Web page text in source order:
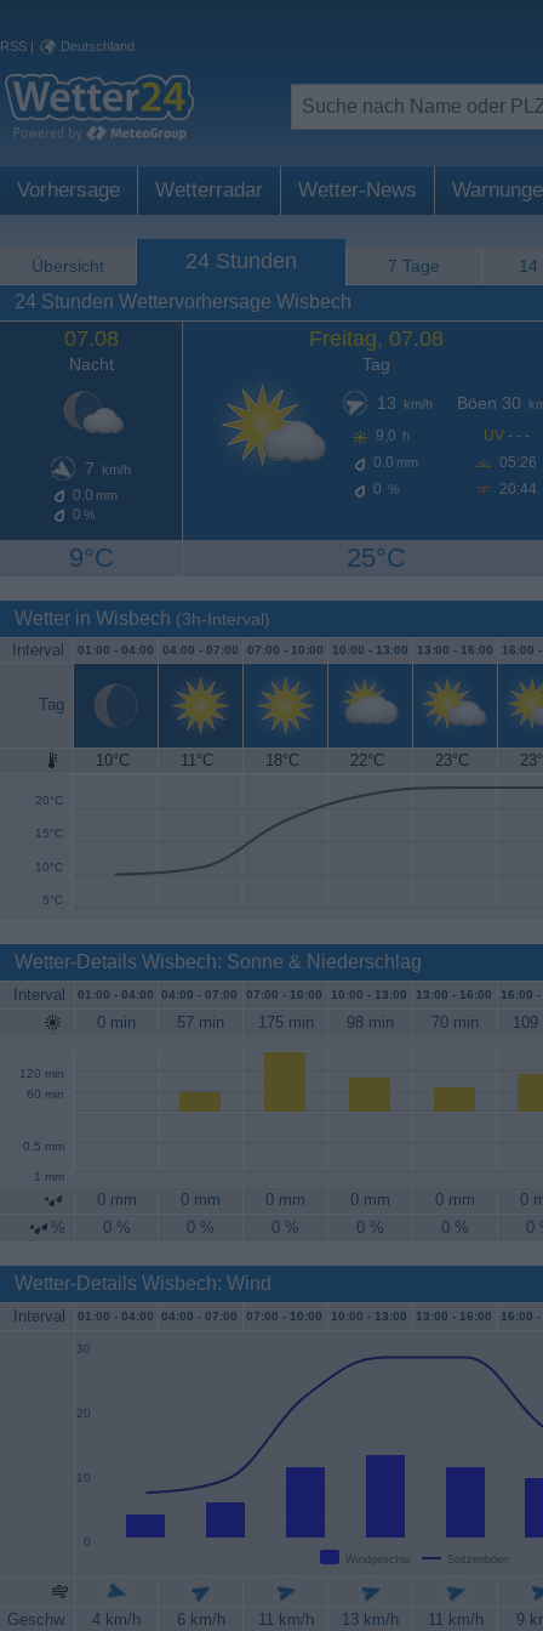
RSS | Deutschland
Vorhersage Wetterradar Wetter-News
Übersicht 24 Stunden 7 Tage 14
24 Stunden Wettervorhersage Wisbech
07.08
Nacht
7 km/h
0.0 mm
0 %
9°C
Freitag, 07.08
Tag
13
km/h
9,0 h
0.0 mm
0 %
Böen 30
UV - - -
05:26
20:44
25°C
Wetter in Wisbech (3h-Interval)
Interval 01:00 - 04:00 04:00 - 07:00 07:00 - 10:00 10:00 - 13:00 13:00 - 16:00 16:00
Tag
10°C 11°C 18°C 22°C 23°C
5°C
10°C
15°C
20°C
25°C
Wetter-Details Wisbech: Sonne & Niederschlag
Interval 01:00 - 04:00 04:00 - 07:00 07:00 - 10:00 10:00 - 13:00 13:00 - 16:00 16:00 -
0 min 57 min 175 min 98 min 70 min 109
60 min
120 min
0.5 mm
1 mm
0 mm 0 mm 0 mm 0 mm 0 mm
0
%
0 % 0 % 0 % 0 % 0 % 0
Wetter-Details Wisbech: Wind
Interval 01:00 - 04:00 04:00 - 07:00 07:00 - 10:00 10:00 - 13:00 13:00 - 16:00 16:00 -
Windgeschw. Spitzenböen
0
10
20
30
Geschw. 4 km/h 6 km/h 11 km/h 13 km/h 11 km/h
9